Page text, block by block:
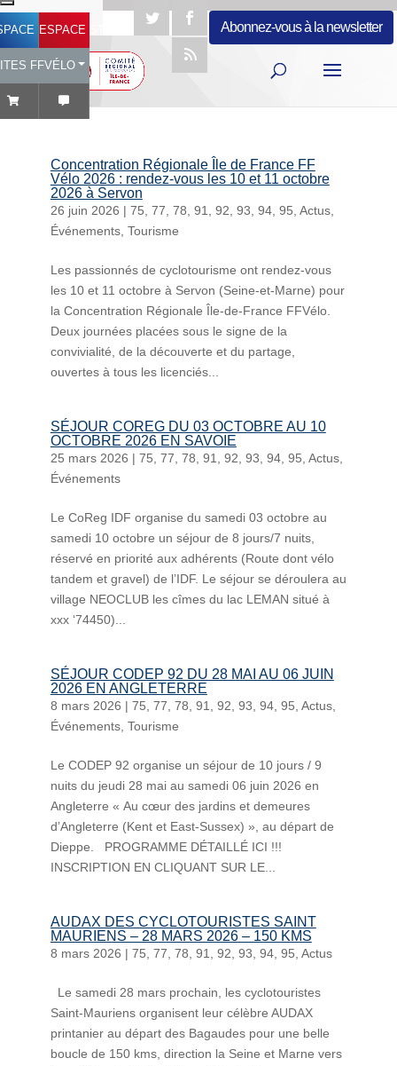
LICENCIÉ
ESPACE STRUCTURES
FFVÉLO
Abonnez-vous à la newsletter
Concentration Régionale Île de France FF
Vélo 2026 : rendez-vous les 10 et 11 octobre
2026 à Servon
26 juin 2026 | 75 77 78 91 92 93 94, 95 Actus,
Événements, Tourisme
Les passionnés de cyclotourisme ont rendez-vous
les 10 et 11 octobre à Servon (Seine-et-Marne) pour
la Concentration Régionale Île-de-France FFVélo.
Deux journées placées sous le signe de la
convivialité, de la découverte et du partage,
ouvertes à tous les licenciés...
SÉJOUR COREG DU 03 OCTOBRE AU 10
OCTOBRE 2026 EN SAVOIE
25 mars 2026 | 75 77 78 91 92 93 94, 95 Actus,
Événements
Le CoReg IDF organise du samedi 03 octobre au
samedi 10 octobre un séjour de 8 jours/7 nuits,
réservé en priorité aux adhérents (Route dont vélo
tandem et gravel) de l’IDF. Le séjour se déroulera au
village NEOCLUB les cîmes du lac LEMAN situé à
xxx ‘74450)...
SÉJOUR CODEP 92 DU 28 MAI AU 06 JUIN
2026 EN ANGLETERRE
8 mars 2026 | 75 77 78 91 92 93 94, 95 Actus,
Événements, Tourisme
Le CODEP 92 organise un séjour de 10 jours / 9
nuits du jeudi 28 mai au samedi 06 juin 2026 en
Angleterre « Au cœur des jardins et demeures
d’Angleterre (Kent et East-Sussex) », au départ de
Dieppe. PROGRAMME DÉTAILLÉ ICI !!!
INSCRIPTION EN CLIQUANT SUR LE...
AUDAX DES CYCLOTOURISTES SAINT
MAURIENS – 28 MARS 2026 – 150 KMS
8 mars 2026 | 75 77 78 91 92 93 94, 95 Actus
Le samedi 28 mars prochain, les cyclotouristes
Saint-Mauriens organisent leur célèbre AUDAX
printanier au départ des Bagaudes pour une belle
boucle de 150 kms, direction la Seine et Marne vers